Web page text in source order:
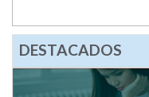
DESTACADOS